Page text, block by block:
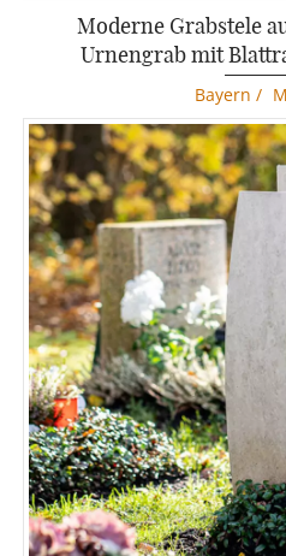
Moderne Grabstele
Urnengrab mit
Bayern /